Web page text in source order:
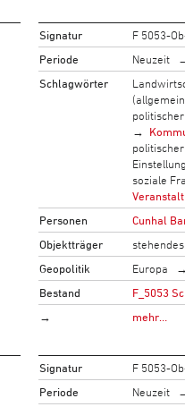
Signatur
F 5053-
Periode
Neuzeit
Schlagwörter
soziale
Personen
Cunhal
Objektträger
Geopolitik
Europa
Bestand
F_5053
→
mehr…
Signatur
F 5053-
Periode
Neuzeit